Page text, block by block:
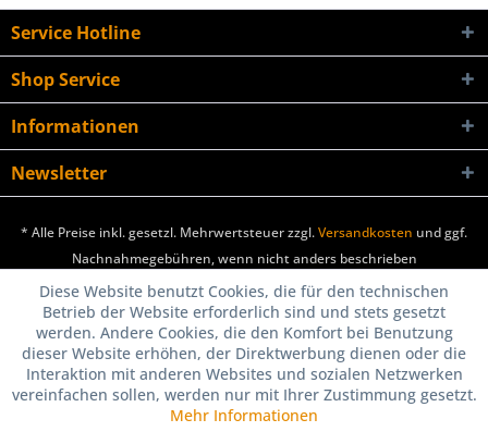
Service Hotline
Shop Service
Informationen
Newsletter
* Alle Preise inkl. gesetzl. Mehrwertsteuer zzgl.Versandkosten und ggf.
Nachnahmegebühren, wenn nicht anders beschrieben
Diese Website benutzt Cookies, die für den technischen
Betrieb der Website erforderlich sind und stets gesetzt
werden. Andere Cookies, die den Komfort bei Benutzung
dieser Website erhöhen, der Direktwerbung dienen oder die
Interaktion mit anderen Websites und sozialen Netzwerken
vereinfachen sollen, werden nur mit Ihrer Zustimmung gesetzt.
Mehr Informationen